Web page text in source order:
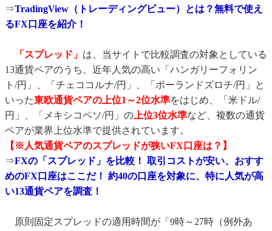
⇒TradingView（トレーディングビュー）とは？無料で使え
るFX口座を紹介！
「スプレッド」 は、当サイトで比較調査の対象としている
13通貨ペアのうち、近年人気の高い「ハンガリーフォリン
ト/円」、「チェココルナ/円」、「ポーランドズロチ/円」と
いった東欧通貨ペアの上位1～2位水準をはじめ、「米ドル/
円」、「メキシコペソ/円」の 上位3位水準など、複数の通貨
ペアが業界上位水準で提供されています。
【※人気通貨ペアのスプレッドが狭いFX口座は？】
⇒FXの「スプレッド」を比較！ 取引コストが安い、おすす
めのFX口座はここだ！ 約40の口座を対象に、特に人気が高
い13通貨ペアを調査！
原則固定スプレッドの適用時間が「9時～27時（例外あ